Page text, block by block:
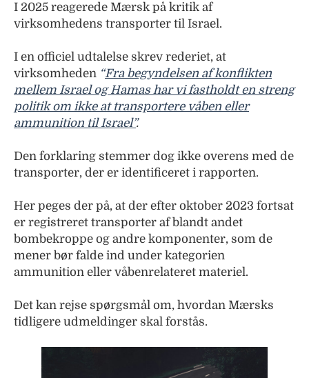
I 2025 reagerede Mærsk på kritik af
virksomhedens transporter til Israel.
I en officiel udtalelse skrev rederiet, at
virksomheden “Fra begyndelsen af konflikten
mellem Israel og Hamas har vi fastholdt en streng
politik om ikke at transportere våben eller
ammunition til Israel”.
Den forklaring stemmer dog ikke overens med de
transporter, der er identificeret i rapporten.
Her peges der på, at der efter oktober 2023 fortsat
er registreret transporter af blandt andet
bombekroppe og andre komponenter, som de
mener bør falde ind under kategorien
ammunition eller våbenrelateret materiel.
Det kan rejse spørgsmål om, hvordan Mærsks
tidligere udmeldinger skal forstås.